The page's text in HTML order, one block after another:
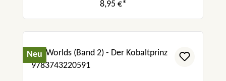
8,95 €*
Neu